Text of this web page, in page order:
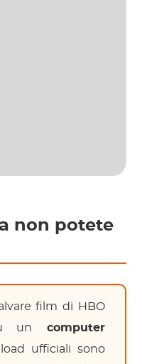
non potete
film di HBO
un computer
ufficiali sono